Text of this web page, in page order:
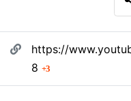
관련자료
https://
8
3회 연결